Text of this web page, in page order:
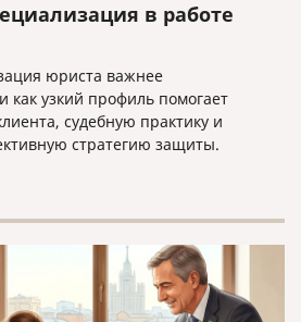
в работе
юриста важнее
как узкий профиль помогает
судебную практику и
стратегию защиты.